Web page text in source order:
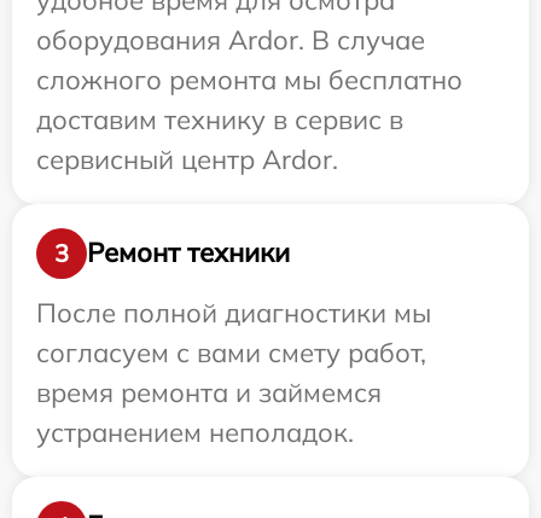
оборудования Ardor. В случае
сложного ремонта мы бесплатно
доставим технику в сервис в
сервисный центр Ardor.
3
Ремонт техники
После полной диагностики мы
согласуем с вами смету работ,
время ремонта и займемся
устранением неполадок.